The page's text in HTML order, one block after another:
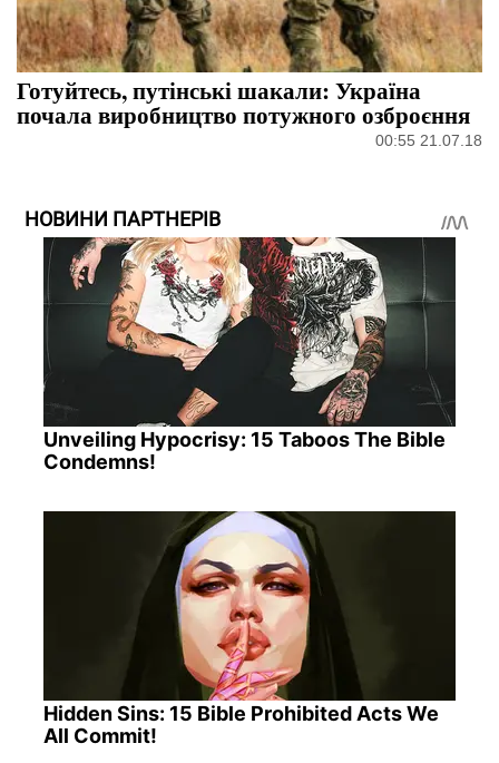
Готуйтесь, путінські шакали: Україна
почала виробництво потужного озброєння
00:55 21.07.18
НОВИНИ ПАРТНЕРІВ
Unveiling Hypocrisy: 15 Taboos The Bible
Condemns!
Hidden Sins: 15 Bible Prohibited Acts We
All Commit!